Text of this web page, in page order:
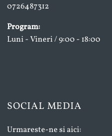
0726487312
Program:
Luni - Vineri / 9:00 - 18:00
SOCIAL MEDIA
Urmareste-ne si aici: